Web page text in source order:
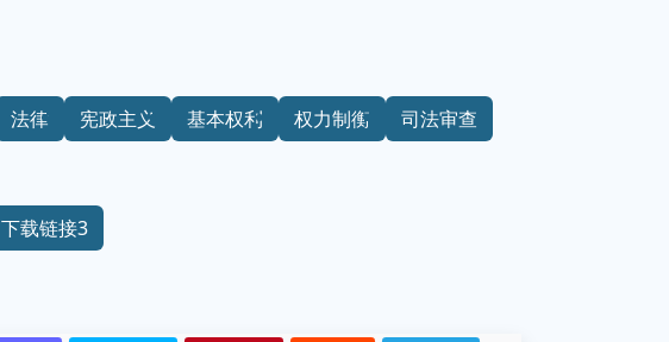
法律 宪政主义 基本权利 权力制衡
司法审查
下载链接3